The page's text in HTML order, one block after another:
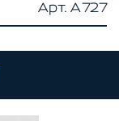
Арт. A727